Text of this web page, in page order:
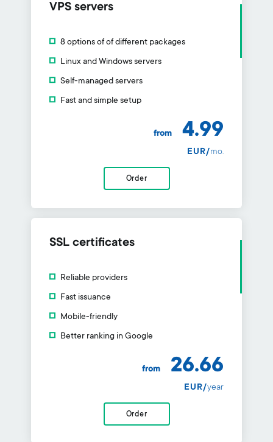
VPS servers
8 options of of different packages
Linux and Windows servers
Self-managed servers
Fast and simple setup
from 4.99
EUR/mo.
Order
SSL certificates
Reliable providers
Fast issuance
Mobile-friendly
Better ranking in Google
from 26.66
EUR/year
Order